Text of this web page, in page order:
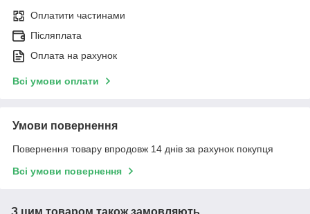
Оплатити частинами
Післяплата
Оплата на рахунок
Всі умови оплати
Умови повернення
Повернення товару впродовж 14 днів за рахунок покупця
Всі умови повернення